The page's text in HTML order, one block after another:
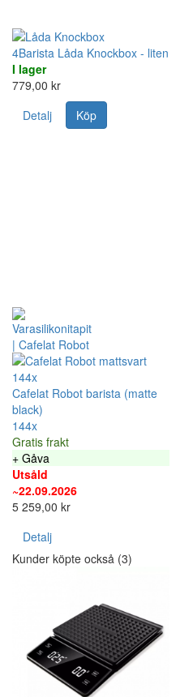
4Barista Låda Knockbox - liten
I lager
779,00 kr
Detalj
Köp
144x
Cafelat Robot barista (matte
black)
144x
Gratis frakt
+ Gåva
Utsåld
~22.09.2026
5 259,00 kr
Detalj
Kunder köpte också (3)